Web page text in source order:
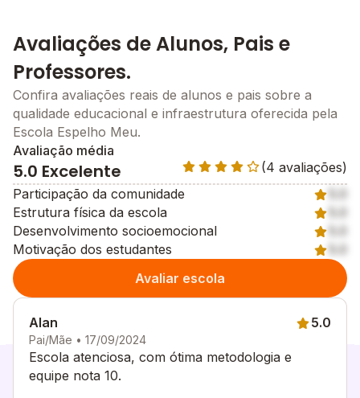
Avaliações de Alunos, Pais e
Professores.
Confira avaliações reais de alunos e pais sobre a
qualidade educacional e infraestrutura oferecida pela
Escola Espelho Meu.
Avaliação média
5.0 Excelente
(4 avaliações)
Participação da comunidade
Estrutura física da escola
Desenvolvimento socioemocional
Motivação dos estudantes
Avaliar escola
Alan
Pai/Mãe • 17/09/2024
5.0
Escola atenciosa, com ótima metodologia e
equipe nota 10.